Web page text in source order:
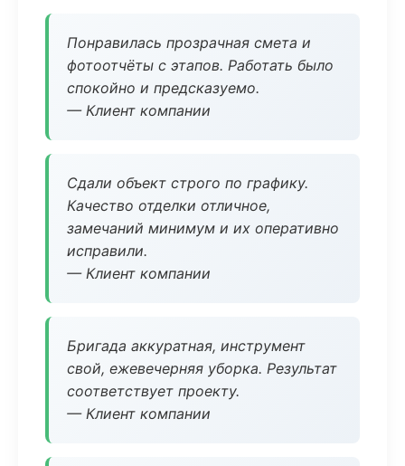
Понравилась прозрачная смета и
фотоотчёты с этапов. Работать было
спокойно и предсказуемо.
— Клиент компании
Сдали объект строго по графику.
Качество отделки отличное,
замечаний минимум и их оперативно
исправили.
— Клиент компании
Бригада аккуратная, инструмент
свой, ежевечерняя уборка. Результат
соответствует проекту.
— Клиент компании